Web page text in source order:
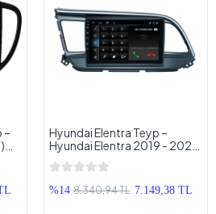
–
Hyundai Elentra Teyp –
Hyundai Elentra 2019 - 2021
Oem Android Multimedya –
Hyundai Elentra Android
Double Teyp
%14 8.340,94 TL 7.149,38 TL